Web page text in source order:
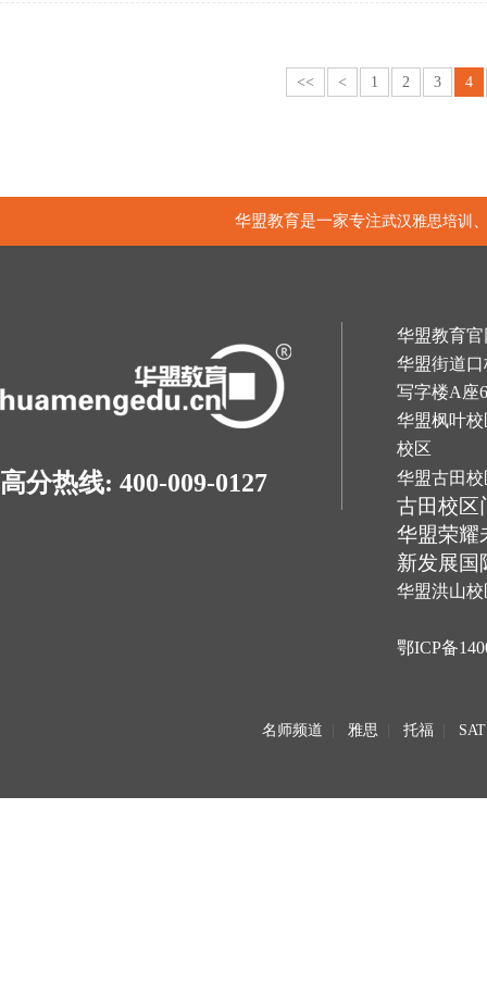
<< < 1 2 3 4
华盟教育是一家专注武汉雅思培训
高分热线: 400-009-0127
华盟教育官
华盟街道
写字楼A座
华盟枫叶
校区
华盟古田
古田校区
华盟荣耀
新发展国
华盟洪山
鄂ICP备
名师频道 雅思 托福 SAT